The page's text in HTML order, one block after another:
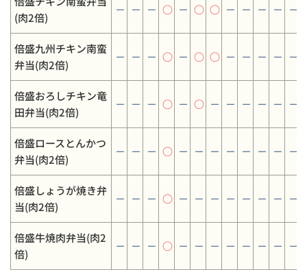
(肉2倍)
－ － － ○ － ○ ○ － － － － －
倍盛九州チキン南蛮
弁当(肉2倍)
－ － － ○ － ○ ○ － － － － －
倍盛おろしチキン竜
田弁当(肉2倍)
－ － － ○ － ○ － － － － － －
倍盛ロースとんかつ
弁当(肉2倍)
－ － － ○ － － － － － － － －
倍盛しょうが焼き弁
当(肉2倍)
－ － － ○ － － － － － － － －
倍盛牛焼肉弁当(肉2
倍)
－ － － ○ － － － － － － － －